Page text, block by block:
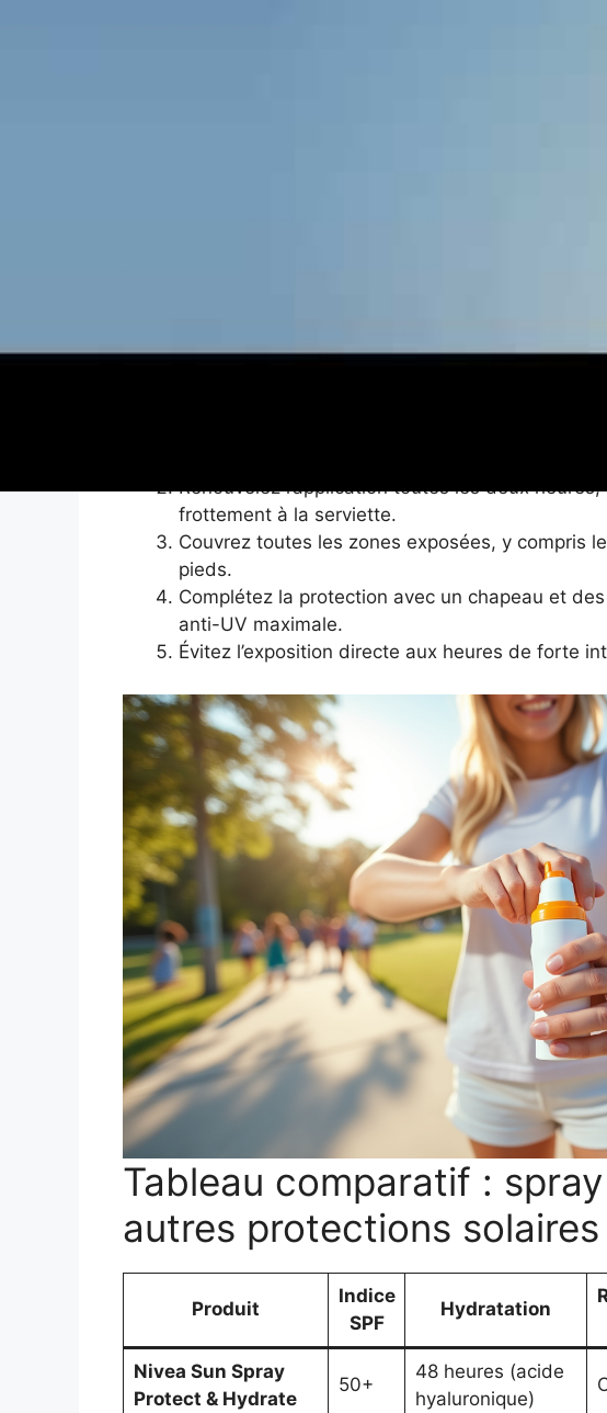
année, le spray protecteur & hydratant de Nivea est
7,97 euros pour un flacon de 200 ml, soit près de
facilitant ainsi la routine solaire avant de partir en
Renouvelez l’application toutes les deux
frottement à la serviette.
Couvrez toutes les zones exposées, y compris
pieds.
Complétez la protection avec un chapeau et
anti-UV maximale.
Évitez l’exposition directe aux heures de forte
Tableau comparatif :
autres protections
Produit
Indice
SPF
Hydratation
Nivea Sun Spray
Protect & Hydrate
50+
48 heures (acide
hyaluronique)